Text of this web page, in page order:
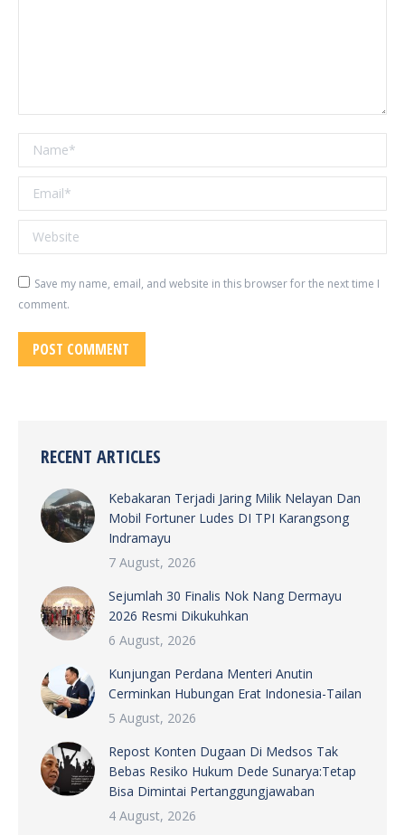
Name *
Email *
Website
Save my name, email, and website in this browser for the next time I
comment.
POST COMMENT
RECENT ARTICLES
Kebakaran Terjadi Jaring Milik Nelayan Dan
Mobil Fortuner Ludes DI TPI Karangsong
Indramayu
7 August, 2026
Sejumlah 30 Finalis Nok Nang Dermayu
2026 Resmi Dikukuhkan
6 August, 2026
Kunjungan Perdana Menteri Anutin
Cerminkan Hubungan Erat Indonesia-Tailan
5 August, 2026
Repost Konten Dugaan Di Medsos Tak
Bebas Resiko Hukum Dede Sunarya:Tetap
Bisa Dimintai Pertanggungjawaban
4 August, 2026